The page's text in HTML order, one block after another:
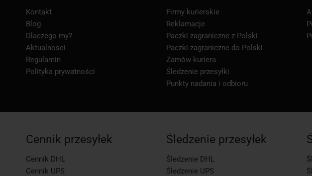
Kontakt
Blog
Dlaczego my?
Aktualności
Regulamin
Polityka prywatności
Firmy kurierskie
Reklamacje
Paczki zagraniczne z Polski
Paczki zagraniczne do Polski
Zamów kuriera
Śledzenie przesyłki
Punkty nadania i odbioru
Cennik przesyłek
Cennik DHL
Cennik UPS
Śledzenie przesyłek
Śledzenie DHL
Śledzenie UPS